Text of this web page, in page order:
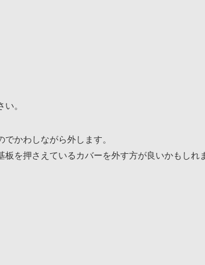
。
かわしながら外します。
を押さえているカバーを外す方が良いかもしれ